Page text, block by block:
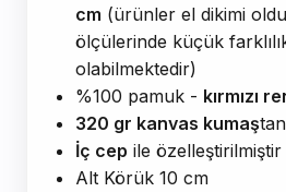
cm (ürünler el dikimi
ölçülerinde küçük
olabilmektedir)
%100 pamuk - kırmızı
320 gr kanvas kumaş
İç cep ile özelleştirilmiştir
Alt Körük 10 cm